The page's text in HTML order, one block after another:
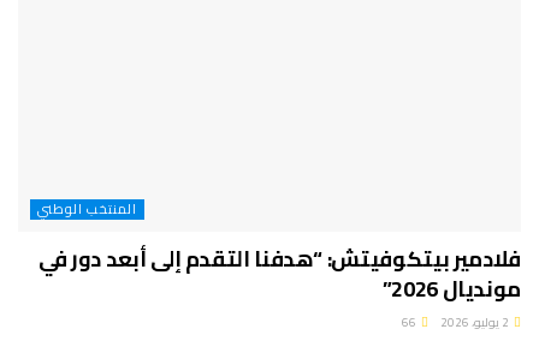
المنتخب الوطني
فلادمير بيتكوفيتش: “هدفنا التقدم إلى أبعد دور في
مونديال 2026”